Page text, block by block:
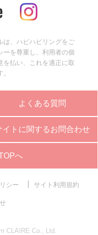
は、ハピハピリングをご
ーを尊重し、利用者の個
を払い、これを適正に取
よくある質問
イトに関するお問合わせ
へ
シー サイト利用規約
CLAIRE Co., Ltd.